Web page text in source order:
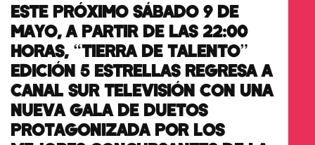
ESTE PRÓXIMO SÁBADO 9 DE
MAYO, A PARTIR DE LAS 22:00
HORAS, “TIERRA DE TALENTO”
EDICIÓN 5 ESTRELLAS REGRESA A
CANAL SUR TELEVISIÓN CON UNA
NUEVA GALA DE DUETOS
PROTAGONIZADA POR LOS